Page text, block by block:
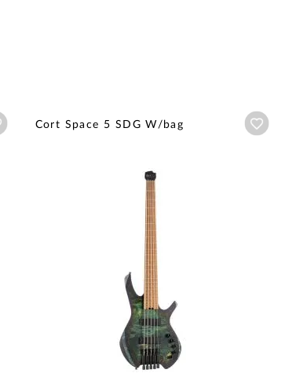
Añadir a wishlist
Cort Space 5 SDG W/bag